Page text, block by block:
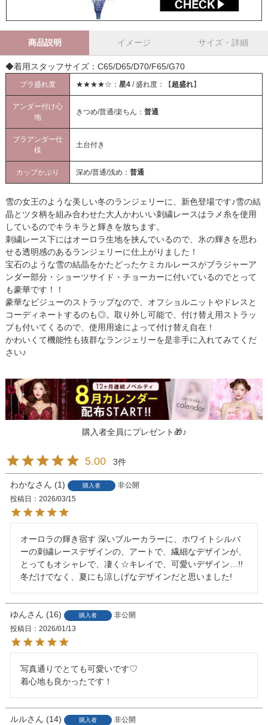
商品説明 イメージ サイズ・詳細
◆着用スタッフサイズ：C65/D65/D70/F65/G70
ブラ盛れ度 ★★★★☆： 星4/ 盛れ度：【超盛れ】
アンダー付け心
地
きつめ/普通/楽ちん： 普通
ブラアンダー仕
様
土台付き
カップかぶり 深め/普通/浅め： 普通
雪の女王のような美しい冬のランジェリーに、新色登場です♪雪の結
晶とツタ柄を組み合わせた大人かわいい刺繍レースはラメ糸を使用
しているのでキラキラと輝きを放ちます。
刺繍レース下にはオーロラ生地を挟んでいるので、氷の輝きを思わ
せる透明感のあるランジェリーに仕上がりました！
宝石のような雪の結晶をかたどったケミカルレースがブラジャーア
ンダー部分・ショーツサイド・チョーカーに付いているのでとって
も豪華です！！
豪華なビジューのストラップなので、オフショルニットやドレスと
コーディネートするのも◎。取り外し可能で、付け替え用ストラッ
プも付いてくるので、使用用途によって付け替え自在！
かわいくて機能性も抜群なランジェリーを是非手に入れてみてくだ
さい♪
購入者全員にプレゼント🎁♪
5.00 3
わかな 1 購入者
非公開
投稿日
2026/03/15
オーロラの輝き宿す 深いブルーカラーに、ホワイトシルバ
ーの刺繍レースデザインの、アートで、繊細なデザインが、
とってもオシャレで、凄く☆キレイで、可愛いデザイン…!!
ゆん 16 購入者
非公開
投稿日
2026/01/13
写真通りでとても可愛いです♡
着心地も良かったです！
ルル 14 購入者 非公開